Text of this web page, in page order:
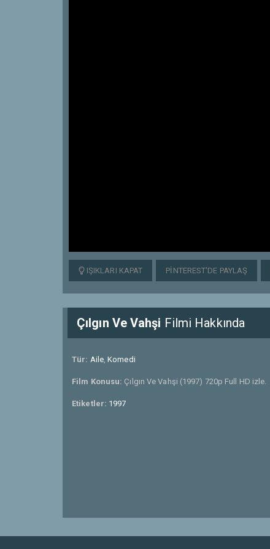
IŞIKLARI KAPAT PINTEREST'DE PAYLAŞ
Çılgın Ve Vahşi Filmi Hakkında
Tür: Aile,Komedi
Film Konusu: Çılgın Ve Vahşi (1997) 720p Full HD izle.
Etiketler: 1997